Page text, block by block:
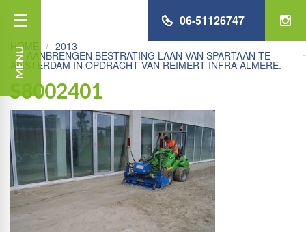
MENU
06-51126747
HOME 2013
AANBRENGEN BESTRATING LAAN VAN SPARTAAN TE
AMSTERDAM IN OPDRACHT VAN REIMERT INFRA ALMERE.
S8002401